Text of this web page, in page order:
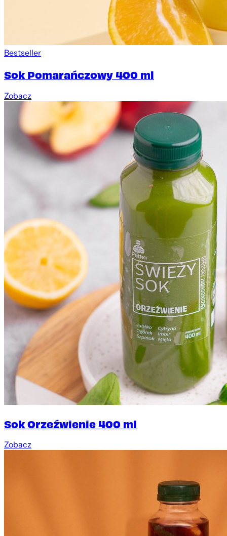
Bestseller
Sok Pomarańczowy 400 ml
Zobacz
Sok Orzeźwienie 400 ml
Zobacz